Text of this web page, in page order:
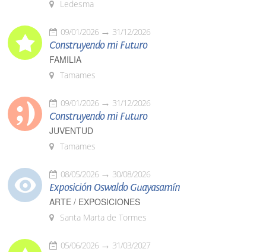
Ledesma
09/01/2026 31/12/2026
Construyendo mi Futuro
FAMILIA
Tamames
09/01/2026 31/12/2026
Construyendo mi Futuro
JUVENTUD
Tamames
08/05/2026 30/08/2026
Exposición Oswaldo Guayasamín
ARTE / EXPOSICIONES
Santa Marta de Tormes
05/06/2026 31/03/2027